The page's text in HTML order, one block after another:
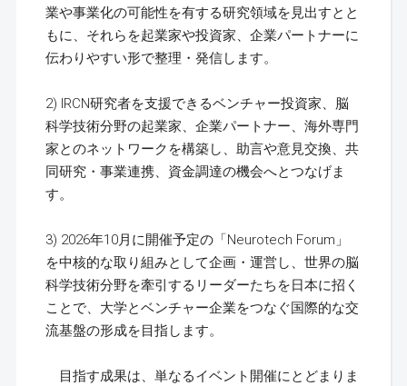
業や事業化の可能性を有する研究領域を見出すとと
もに、それらを起業家や投資家、企業パートナーに
伝わりやすい形で整理・発信します。
2) IRCN研究者を支援できるベンチャー投資家、脳
科学技術分野の起業家、企業パートナー、海外専門
家とのネットワークを構築し、助言や意見交換、共
同研究・事業連携、資金調達の機会へとつなげま
す。
3) 2026年10月に開催予定の「Neurotech Forum」
を中核的な取り組みとして企画・運営し、世界の脳
科学技術分野を牽引するリーダーたちを日本に招く
ことで、大学とベンチャー企業をつなぐ国際的な交
流基盤の形成を目指します。
目指す成果は、単なるイベント開催にとどまりま